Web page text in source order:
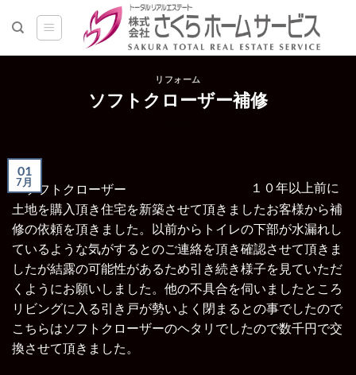
リフォーム
ソフトクローザー補修
01
7月 １ ０年以上前に
土地を購入頂き住宅を新築させて頂きましたお客様から補
修の依頼を頂きました。 以前からトイレの下部が水漏れし
ているような気がするとのご連絡を頂き確認させて頂きま
したが結露の可能性があるため引き続き様子を見ていただ
くようにお願いしました。他の不具合を伺いましたところ
リビングに入る引き戸が勢いよく閉まるとの事でしたので
こちらはソフトクローザーのヘタリでしたので数千円で交
換させて頂きました。